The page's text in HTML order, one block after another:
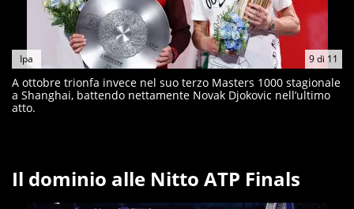
9di 11
Ipa
A ottobre trionfa invece nel suo terzo Masters 1000 stagionale
a Shanghai, battendo nettamente Novak Djokovic nell’ultimo
atto.
Il dominio alle Nitto ATP Finals